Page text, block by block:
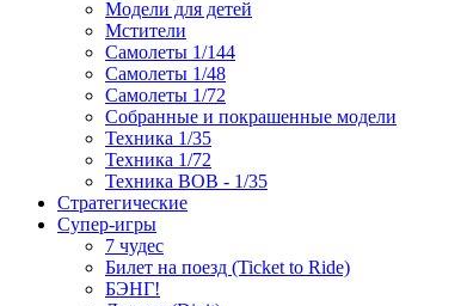
Модели для детей
Мстители
Самолеты 1/144
Самолеты 1/48
Самолеты 1/72
Собранные и покрашенные модели
Техника 1/35
Техника 1/72
Техника ВОВ - 1/35
Стратегические
Супер-игры
7 чудес
Билет на поезд (Ticket to Ride)
БЭНГ!